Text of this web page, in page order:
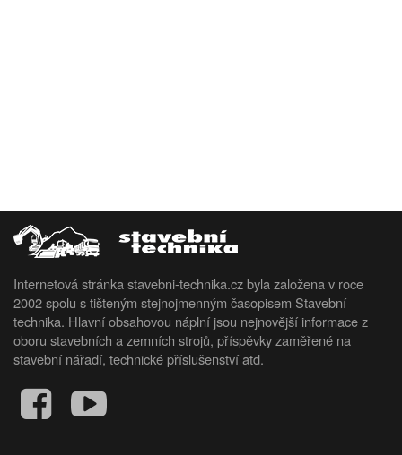
Internetová stránka stavebni-technika.cz byla založena v roce
2002 spolu s tišteným stejnojmenným časopisem Stavební
technika. Hlavní obsahovou náplní jsou nejnovější informace z
oboru stavebních a zemních strojů, příspěvky zaměřené na
stavební nářadí, technické příslušenství atd.